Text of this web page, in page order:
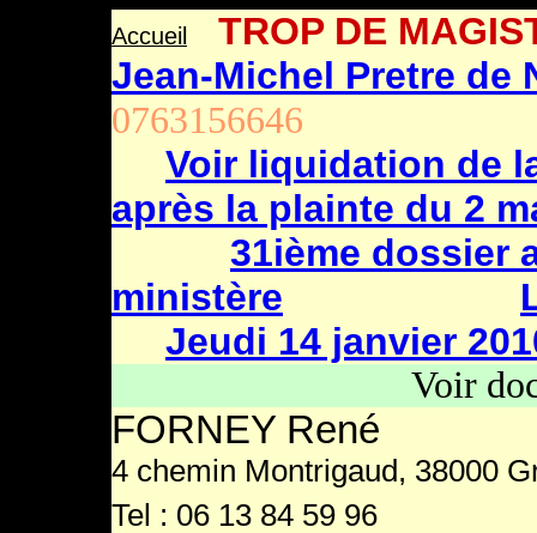
Accueil
TROP DE
Jean-Michel Pretre de
0763156646
Voir liquidation de
après la plainte du 2
31ième dossier
ministère
Jeudi 14 janvier
Voir
FORNEY René
4 chemin Montrigaud, 38000
Tel : 06 13 84 59 96